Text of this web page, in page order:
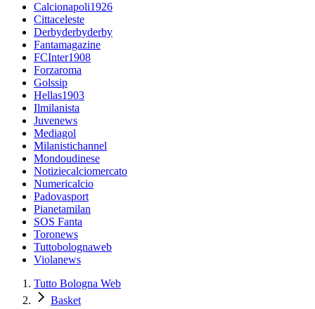
Calcionapoli1926
Cittaceleste
Derbyderbyderby
Fantamagazine
FCInter1908
Forzaroma
Golssip
Hellas1903
Ilmilanista
Juvenews
Mediagol
Milanistichannel
Mondoudinese
Notiziecalciomercato
Numericalcio
Padovasport
Pianetamilan
SOS Fanta
Toronews
Tuttobolognaweb
Violanews
Tutto Bologna Web
Basket